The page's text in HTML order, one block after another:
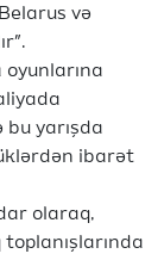
və
oyunlarına
bu yarışda
ibarət
olaraq,